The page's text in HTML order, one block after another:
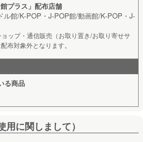
プラス」配布店舗
ル館/K-POP・J-POP館/動画館/K-POP・J-
ップ・通信販売（お取り置き/お取り寄せサ
布対象外となります。
る商品
に関しまして）